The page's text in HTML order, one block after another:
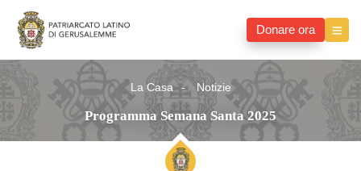
Donare ora
La Casa Notizie
Programma Semana Santa 2025